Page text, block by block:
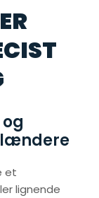
et
lignende